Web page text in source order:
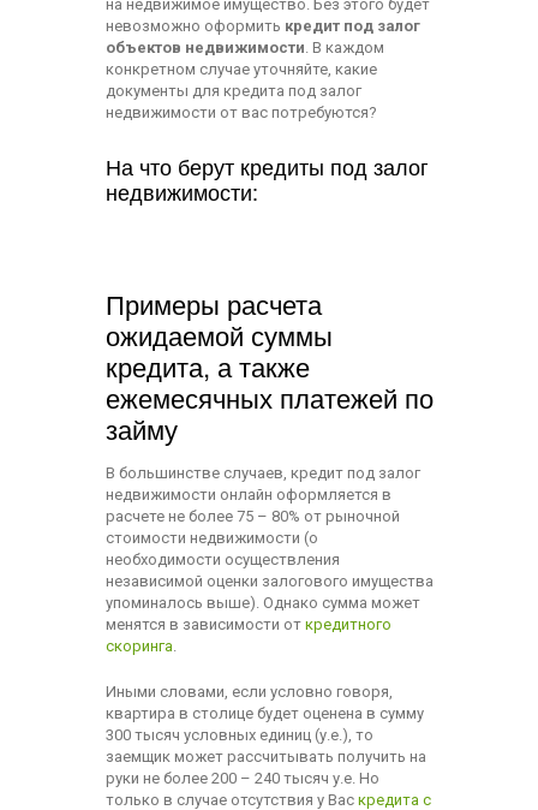
на недвижимое имущество. Без этого будет
невозможно оформить кредит под залог
объектов недвижимости . В каждом
конкретном случае уточняйте, какие
документы для кредита под залог
недвижимости от вас потребуются?
На что берут кредиты под залог
недвижимости:
Примеры расчета
ожидаемой суммы
кредита, а также
ежемесячных платежей по
займу
В большинстве случаев, кредит под залог
недвижимости онлайн оформляется в
расчете не более 75 – 80% от рыночной
стоимости недвижимости (о
необходимости осуществления
независимой оценки залогового имущества
упоминалось выше). Однако сумма может
менятся в зависимости от кредитного
скоринга
Иными словами, если условно говоря,
квартира в столице будет оценена в сумму
300 тысяч условных единиц (у.е.), то
заемщик может рассчитывать получить на
руки не более 200 – 240 тысяч у.е. Но
только в случае отсутствия у Вас кредита с